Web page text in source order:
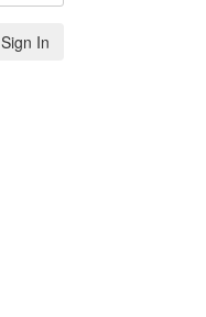
Sign In